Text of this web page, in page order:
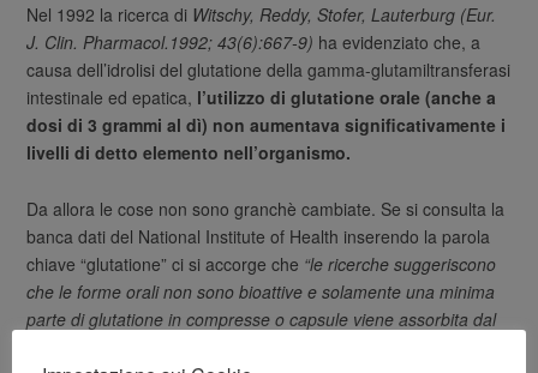
Nel 1992 la ricerca di Witschy, Reddy, Stofer, Lauterburg (Eur.
J. Clin. Pharmacol.1992; 43(6):667-9) ha evidenziato che, a
causa dell’idrolisi del glutatione della gamma-glutamiltransferasi
intestinale ed epatica, l’utilizzo di glutatione orale (anche a
dosi di 3 grammi al dì) non aumentava significativamente i
livelli di detto elemento nell’organismo.
Da allora le cose non sono granchè cambiate. Se si consulta la
banca dati del National Institute of Health inserendo la parola
chiave “glutatione” ci si accorge che “le ricerche suggeriscono
che le forme orali non sono bioattive e solamente una minima
parte di glutatione in compresse o capsule viene assorbita dal